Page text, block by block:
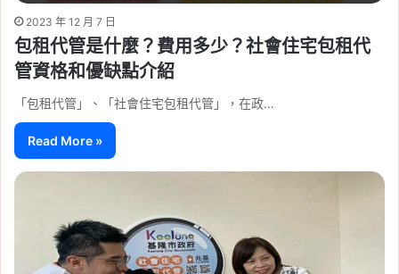
2023 年 12 月 7 日
包租代管是什麼？費用多少？社會住宅包租代
管資格和優缺點介紹
「包租代管」、「社會住宅包租代管」，在政…
Read More »